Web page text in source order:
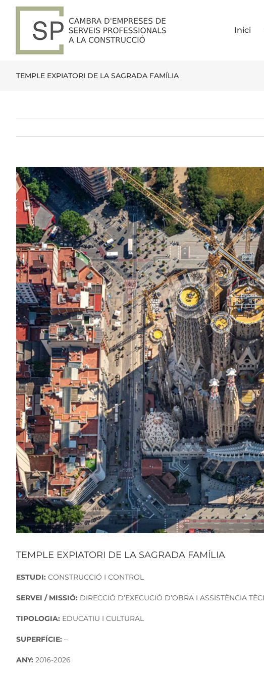
Inici
TEMPLE EXPIATORI DE LA SAGRADA FAMÍLIA
View
Larger
Image
TEMPLE EXPIATORI DE LA SAGRADA FAMÍLIA
ESTUDI: CONSTRUCCIÓ I CONTROL
SERVEI / MISSIÓ: DIRECCIÓ D’EXECUCIÓ D’OBRA I ASSISTÈNCIA
TIPOLOGIA: EDUCATIU I CULTURAL
SUPERFÍCIE: –
ANY: 2016-2026